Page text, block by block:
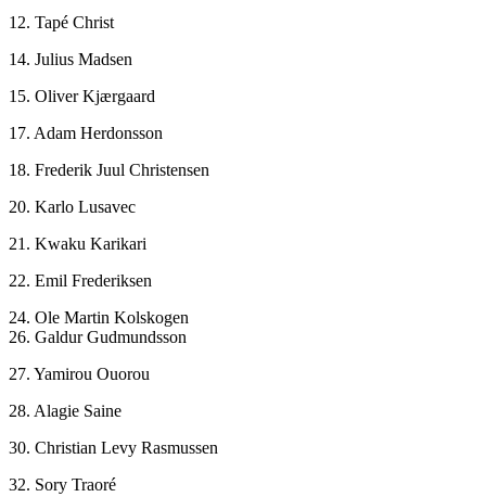
12. Tapé Christ
14. Julius Madsen
15. Oliver Kjærgaard
17. Adam Herdonsson
18. Frederik Juul Christensen
20. Karlo Lusavec
21. Kwaku Karikari
22. Emil Frederiksen
24. Ole Martin Kolskogen
26. Galdur Gudmundsson
27. Yamirou Ouorou
28. Alagie Saine
30. Christian Levy Rasmussen
32. Sory Traoré